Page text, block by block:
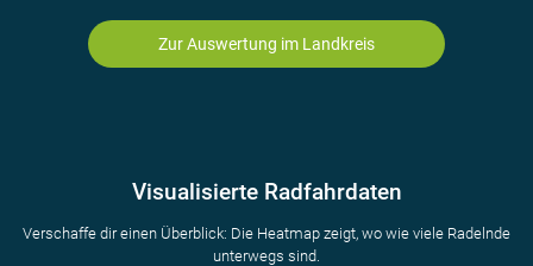
Zur Auswertung im Landkreis
Visualisierte Radfahrdaten
Verschaffe dir einen Überblick: Die Heatmap zeigt, wo wie viele Radelnde
unterwegs sind.